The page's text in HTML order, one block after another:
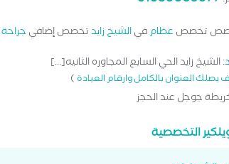
تخصص عظامفيالشيخ زايدتخصص إضافي
: الشيخ زايد الحي السابع المجاوره الثانيه[...]
العنوان بالكامل وارقام العيادة)
جوجل عند الحجز
التخصصية